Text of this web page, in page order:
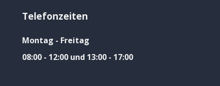
Telefonzeiten
Montag - Freitag
08:00 - 12:00 und 13:00 - 17:00